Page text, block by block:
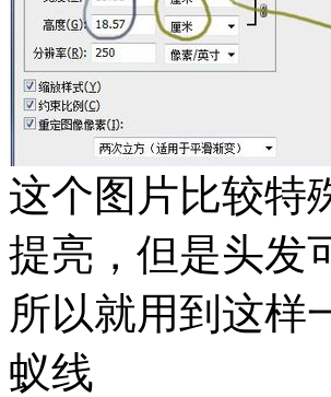
这个图片比较特
提亮，但是头发
所以就用到这样
蚁线